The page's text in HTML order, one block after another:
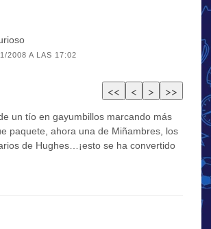
2008 A LAS 17:02
un tío en gayumbillos marcando más
paquete, ahora una de Miñambres, los
de Hughes…¡esto se ha convertido